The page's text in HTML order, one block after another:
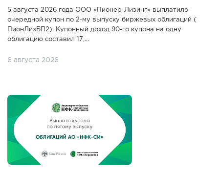
5 августа 2026 года ООО «Пионер-Лизинг» выплатило
очередной купон по 2-му выпуску биржевых облигаций (
ПионЛизБП2). Купонный доход 90-го купона на одну
облигацию составил 17,...
6 августа 2026